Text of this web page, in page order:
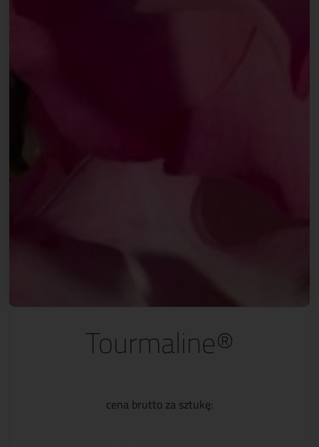
Tourmaline®
cena brutto za sztukę: